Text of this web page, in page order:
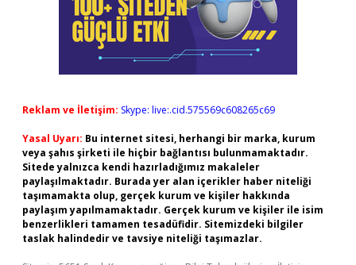
Reklam ve İletişim: Skype: live:.cid.575569c608265c69
Yasal Uyarı: Bu internet sitesi, herhangi bir marka, kurum
veya şahıs şirketi ile hiçbir bağlantısı bulunmamaktadır.
Sitede yalnızca kendi hazırladığımız makaleler
paylaşılmaktadır. Burada yer alan içerikler haber niteliği
taşımamakta olup, gerçek kurum ve kişiler hakkında
paylaşım yapılmamaktadır. Gerçek kurum ve kişiler ile isim
benzerlikleri tamamen tesadüfidir. Sitemizdeki bilgiler
taslak halindedir ve tavsiye niteliği taşımazlar.